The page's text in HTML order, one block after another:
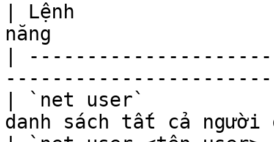
| Lệnh
năng
|
| `net user`
danh sách tất cả người